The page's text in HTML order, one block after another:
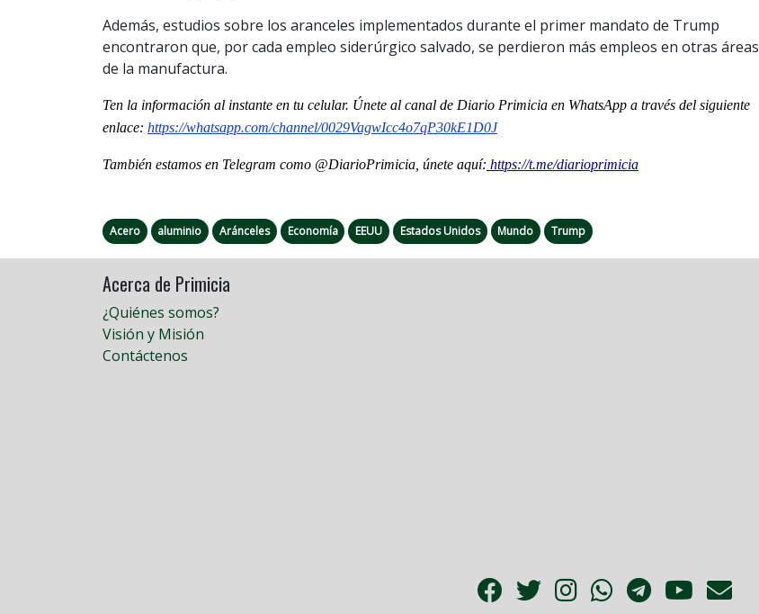
Además, estudios sobre los aranceles implementados durante el primer mandato de Trump
encontraron que, por cada empleo siderúrgico salvado, se perdieron más empleos en otras áreas
de la manufactura.
Ten la información al instante en tu celular. Únete al canal de Diario Primicia en WhatsApp a través del siguiente
enlace: https://whatsapp.com/channel/0029VagwIcc4o7qP30kE1D0J
También estamos en Telegram como @DiarioPrimicia, únete aquí: https://t.me/diarioprimicia
Acero aluminio Aránceles Economía EEUU Estados Unidos Mundo Trump
Acerca de Primicia
¿Quiénes somos?
Visión y Misión
Contáctenos